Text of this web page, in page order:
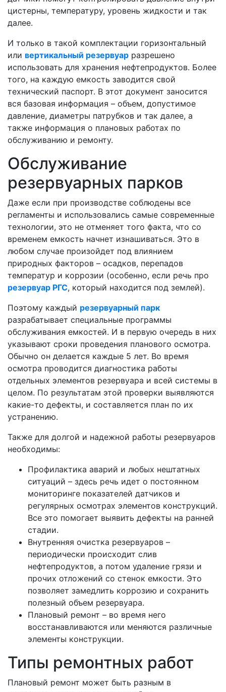
цистерны, температуру, уровень жидкости и так
далее.
И только в такой комплектации горизонтальный
или вертикальный резервуар разрешено
использовать для хранения нефтепродуктов. Более
того, на каждую емкость заводится свой
технический паспорт. В этот документ заносится
вся базовая информация – объем, допустимое
давление, диаметры патрубков и так далее, а
также информация о плановых работах по
обслуживанию и ремонту.
Обслуживание
резервуарных парков
Даже если при производстве соблюдены все
регламенты и использовались самые современные
технологии, это не отменяет того факта, что со
временем емкость начнет изнашиваться. Это в
любом случае произойдет под влиянием
природных факторов – осадков, перепадов
температур и коррозии (особенно, если речь про
резервуар РГС, который находится под землей).
Поэтому каждый резервуарный парк
разрабатывает специальные программы
обслуживания емкостей. И в первую очередь в них
указывают сроки проведения планового осмотра.
Обычно он делается каждые 5 лет. Во время
осмотра проводится диагностика работы
отдельных элементов резервуара и всей системы в
целом. По результатам этой проверки выявляются
какие-то дефекты, и составляется план по их
устранению.
Также для долгой и надежной работы резервуаров
необходимы:
Профилактика аварий и любых нештатных
ситуаций – здесь речь идет о постоянном
мониторинге показателей датчиков и
регулярных осмотрах элементов конструкций.
Все это помогает выявить дефекты на ранней
стадии.
Внутренняя очистка резервуаров –
периодически происходит слив
нефтепродуктов, а потом удаление грязи и
прочих отложений со стенок емкости. Это
позволяет замедлить коррозию и сохранить
полезный объем резервуара.
Плановый ремонт – во время него
восстанавливаются или меняются различные
элементы конструкции.
Типы ремонтных работ
Плановый ремонт может быть разным в